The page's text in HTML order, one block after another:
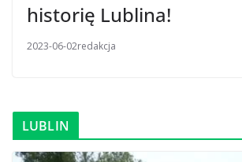
historię Lublina!
2023-06-02redakcja
LUBLIN